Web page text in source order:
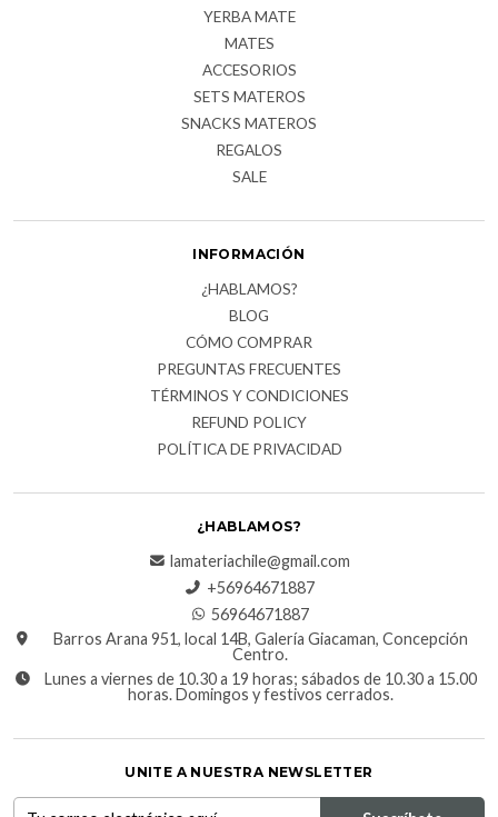
YERBA MATE
MATES
ACCESORIOS
SETS MATEROS
SNACKS MATEROS
REGALOS
SALE
INFORMACIÓN
¿HABLAMOS?
BLOG
CÓMO COMPRAR
PREGUNTAS FRECUENTES
TÉRMINOS Y CONDICIONES
REFUND POLICY
POLÍTICA DE PRIVACIDAD
¿HABLAMOS?
lamateriachile@gmail.com
+56964671887
56964671887
Barros Arana 951, local 14B, Galería Giacaman, Concepción
Centro.
Lunes a viernes de 10.30 a 19 horas; sábados de 10.30 a 15.00
horas. Domingos y festivos cerrados.
UNITE A NUESTRA NEWSLETTER